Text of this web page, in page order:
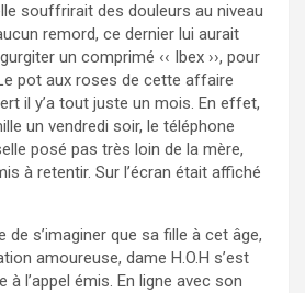
souffrirait des douleurs au niveau
remord, ce dernier lui aurait
un comprimé ‹‹ Ibex ››, pour
pot aux roses de cette affaire
il y’a tout juste un mois. En effet,
un vendredi soir, le téléphone
posé pas très loin de la mère,
à retentir. Sur l’écran était affiché
s’imaginer que sa fille à cet âge,
amoureuse, dame H.O.H s’est
à l’appel émis. En ligne avec son